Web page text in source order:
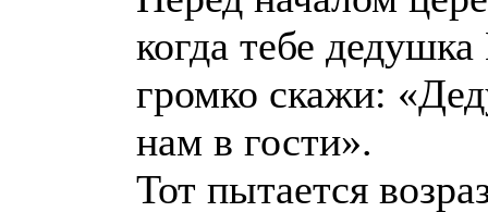
когда тебе
громко скажи:
нам в гости».
Тот пытается